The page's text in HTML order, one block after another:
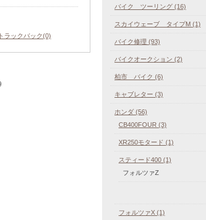
トラックバック(0)
バイク ツーリング (16)
スカイウェーブ タイプM (1)
バイク修理 (93)
バイクオークション (2)
柏市 バイク (6)
キャブレター (3)
ホンダ (56)
CB400FOUR (3)
XR250モタード (1)
スティード400 (1)
フォルツァZ
フォルツァX (1)